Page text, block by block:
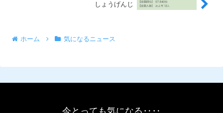
しょうげんじ
ホーム 気になるニュース